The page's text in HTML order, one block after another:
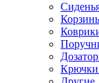
Крючки